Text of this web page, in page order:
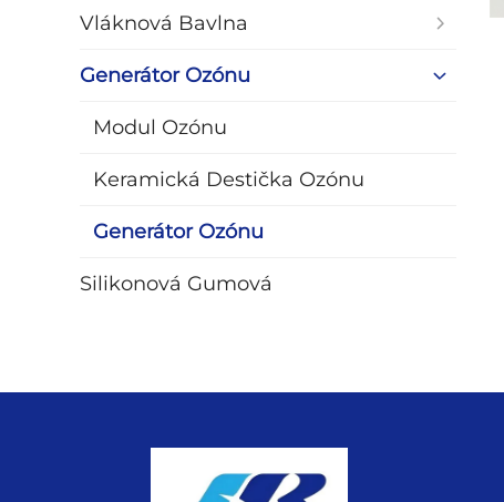
Vláknová Bavlna
Generátor Ozónu
Modul Ozónu
Keramická Destička Ozónu
Generátor Ozónu
Silikonová Gumová